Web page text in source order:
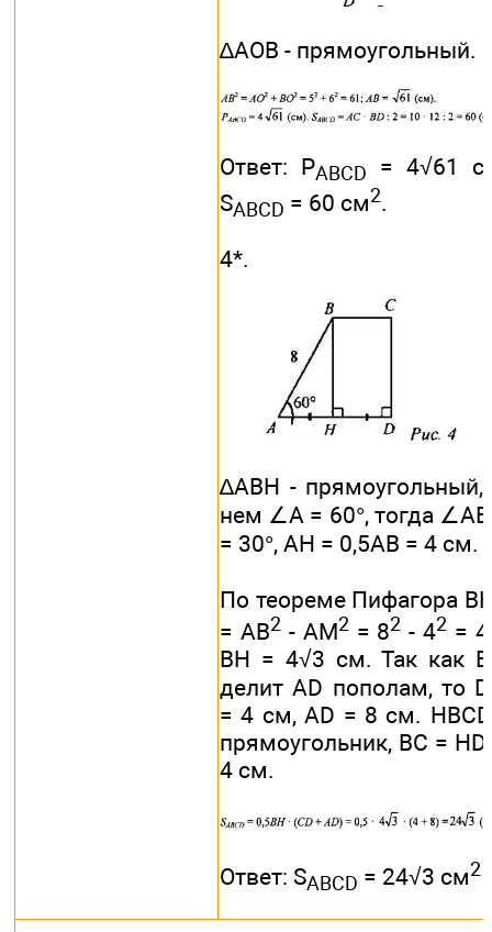
∆АОВ - прямоугольный.
Ответ: PABCD
= 4√61
SABCD = 60 см2.
4*.
∆АВН - прямоугольный,
нем ∠A = 60°, тогда
= 30°, АН = 0,5АВ = 4 см.
По теореме Пифагора
= АВ2- AM2= 82 - 42 =
ВН = 4√3 см. Так как
делит AD пополам, то
= 4 см, AD = 8 см.
прямоугольник, ВС = HD
4 см.
Ответ: SABCD = 24√3 см2